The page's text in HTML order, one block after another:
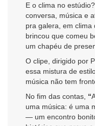
E o clima no
conversa, música e
pra galera, em clima
brincou que comeu
um chapéu de
O clipe, dirigido por
essa mistura de
música não tem
No fim das contas, “
uma música: é uma
— um encontro